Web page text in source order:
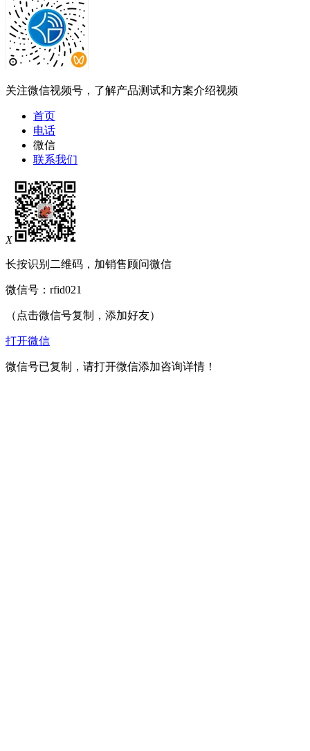
关注微信视频号，了解产品测试和方案介绍视频
首页
电话
微信
联系我们
X
长按识别二维码，加销售顾问微信
微信号： rfid021
（点击微信号复制，添加好友）
打开微信
微信号已复制，请打开微信添加咨询详情！